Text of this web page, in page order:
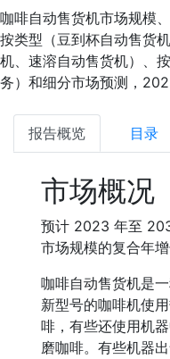
咖啡自动售货机市场规模
按类型（豆到杯自动售货
机、速溶自动售货机）、
务）和细分市场预测，
报告概览 目录
市场概况
预计 2023 年至
市场规模的复合年
咖啡自动售货机是
新型号的咖啡机使
啡，有些还使用机
磨咖啡。有些机器